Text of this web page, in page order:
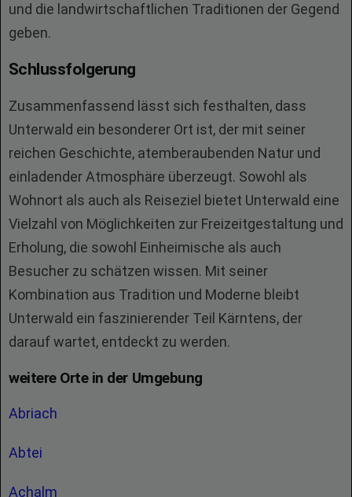
und die landwirtschaftlichen Traditionen der Gegend
geben.
Schlussfolgerung
Zusammenfassend lässt sich festhalten, dass
Unterwald ein besonderer Ort ist, der mit seiner
reichen Geschichte, atemberaubenden Natur und
einladender Atmosphäre überzeugt. Sowohl als
Wohnort als auch als Reiseziel bietet Unterwald eine
Vielzahl von Möglichkeiten zur Freizeitgestaltung und
Erholung, die sowohl Einheimische als auch
Besucher zu schätzen wissen. Mit seiner
Kombination aus Tradition und Moderne bleibt
Unterwald ein faszinierender Teil Kärntens, der
darauf wartet, entdeckt zu werden.
weitere Orte in der Umgebung
Abriach
Abtei
Achalm